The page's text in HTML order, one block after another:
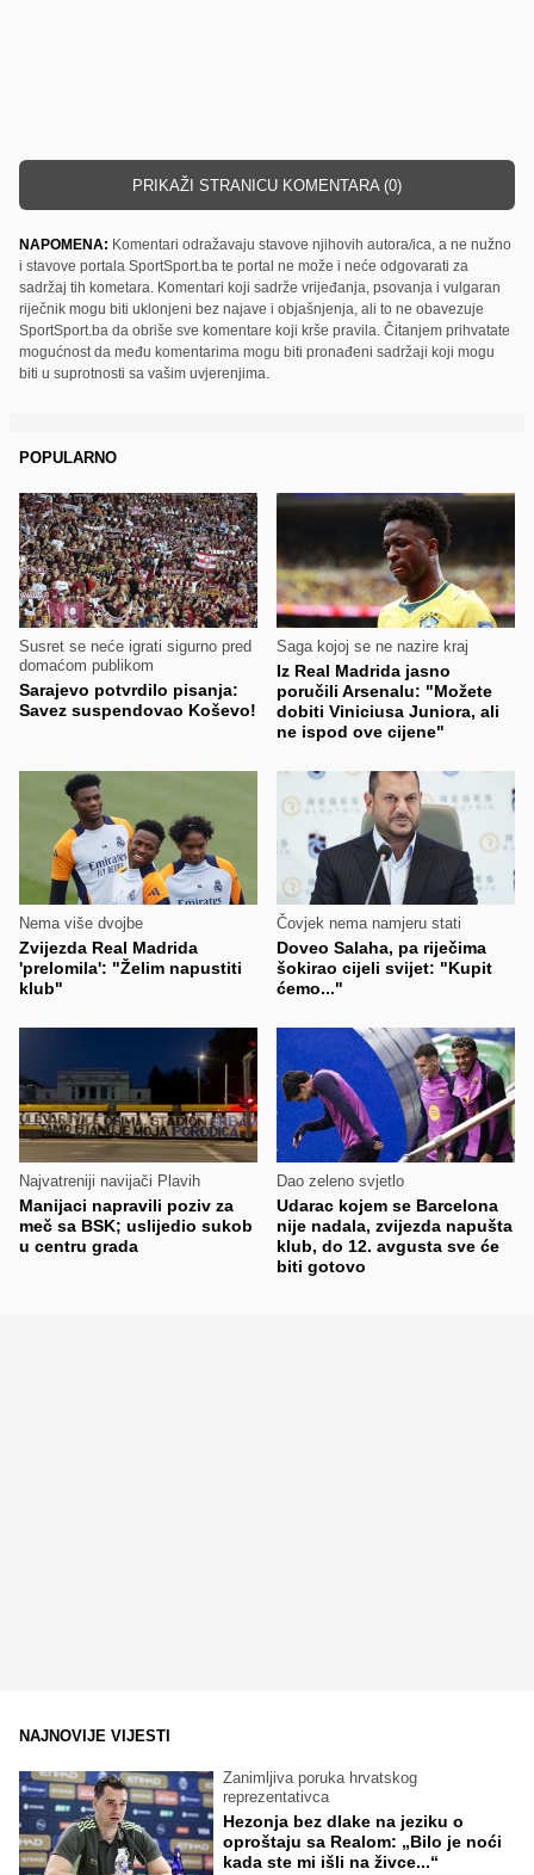
PRIKAŽI STRANICU KOMENTARA (0)
NAPOMENA: Komentari odražavaju stavove njihovih autora/ica, a ne nužno
i stavove portala SportSport.ba te portal ne može i neće odgovarati za
sadržaj tih kometara. Komentari koji sadrže vrijeđanja, psovanja i vulgaran
riječnik mogu biti uklonjeni bez najave i objašnjenja, ali to ne obavezuje
SportSport.ba da obriše sve komentare koji krše pravila. Čitanjem prihvatate
mogućnost da među komentarima mogu biti pronađeni sadržaji koji mogu
biti u suprotnosti sa vašim uvjerenjima.
POPULARNO
Susret se neće igrati sigurno pred
domaćom publikom
Sarajevo potvrdilo pisanja:
Savez suspendovao Koševo!
Saga kojoj se ne nazire kraj
Iz Real Madrida jasno
poručili Arsenalu: "Možete
dobiti Viniciusa Juniora, ali
ne ispod ove cijene"
Nema više dvojbe
Zvijezda Real Madrida
'prelomila': "Želim napustiti
klub"
Čovjek nema namjeru stati
Doveo Salaha, pa riječima
šokirao cijeli svijet: "Kupit
ćemo..."
Najvatreniji navijači Plavih
Manijaci napravili poziv za
meč sa BSK; uslijedio sukob
u centru grada
Dao zeleno svjetlo
Udarac kojem se Barcelona
nije nadala, zvijezda napušta
klub, do 12. avgusta sve će
biti gotovo
NAJNOVIJE VIJESTI
Zanimljiva poruka hrvatskog
reprezentativca
Hezonja bez dlake na jeziku o
oproštaju sa Realom: „Bilo je noći
kada ste mi išli na živce...“